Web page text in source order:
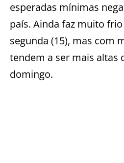
esperadas mínimas
país. Ainda faz muito
segunda (15), mas com
tendem a ser mais altas
domingo.